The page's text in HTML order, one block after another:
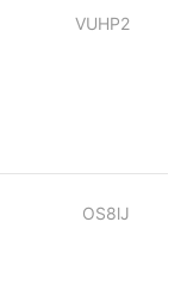
VUHP2
OS8lJ